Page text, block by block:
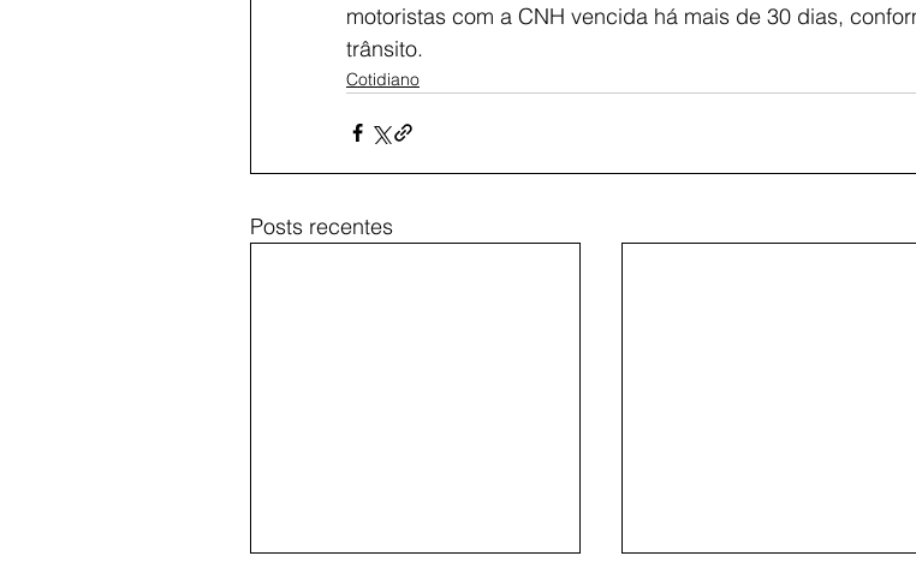
motoristas com a CNH vencida há mais de 30 dias,
trânsito.
Cotidiano
Posts recentes